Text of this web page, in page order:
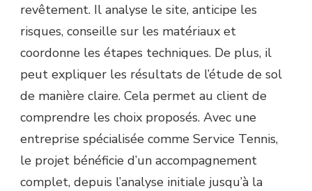
revêtement. Il analyse le site, anticipe les
risques, conseille sur les matériaux et
coordonne les étapes techniques. De plus, il
peut expliquer les résultats de l’étude de sol
de manière claire. Cela permet au client de
comprendre les choix proposés. Avec une
entreprise spécialisée comme Service Tennis,
le projet bénéficie d’un accompagnement
complet, depuis l’analyse initiale jusqu’à la